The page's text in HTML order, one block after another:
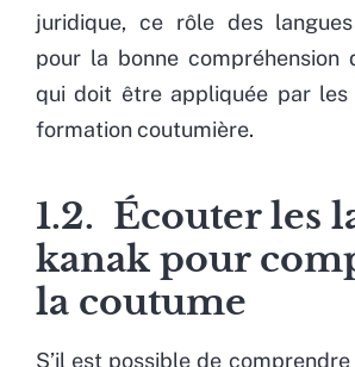
juridique, ce rôle des
pour la bonne compréhension
qui doit être appliquée par les
formation coutumière.
1.2. Écouter les
kanak pour
la coutume
S’il est possible de